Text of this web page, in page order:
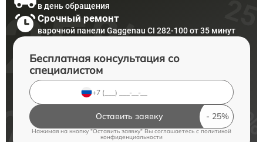
в день обращения
Срочный ремонт
варочной панели Gaggenau CI 282-100 от 35 минут
Бесплатная консультация со
специалистом
Оставить заявку
Нажимая на кнопку "Оставить заявку" Вы соглашаетесь c политикой
конфиденциальности